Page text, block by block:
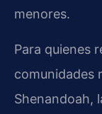
menores.
Para quienes
comunidades
Shenandoah,